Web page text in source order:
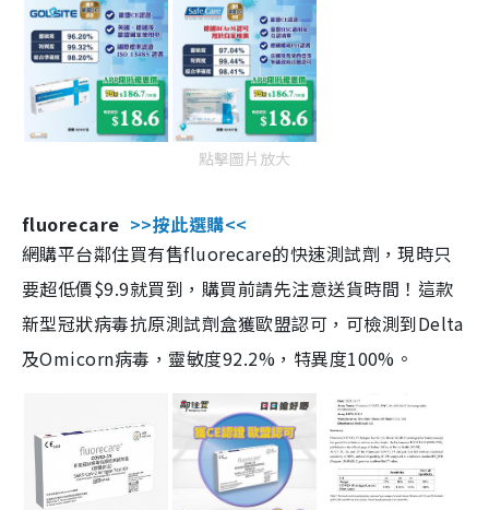
點擊圖片放大
fluorecare >>按此選購<<
網購平台鄰住買有售fluorecare的快速測試劑，現時只
要超低價$9.9就買到，購買前請先注意送貨時間！這款
新型冠狀病毒抗原測試劑盒獲歐盟認可，可檢測到Delta
及Omicorn病毒，靈敏度92.2%，特異度100%。